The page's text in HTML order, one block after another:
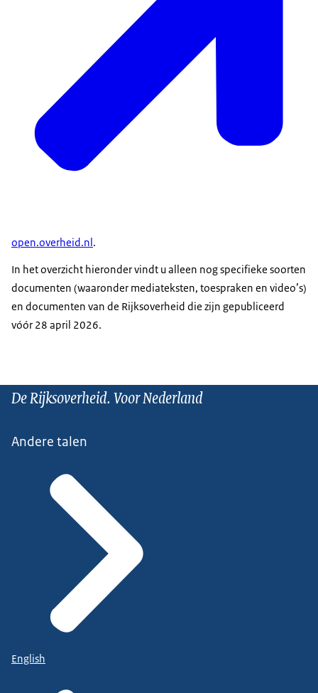
open.overheid.nl.
In het overzicht hieronder vindt u alleen nog specifieke soorten
documenten (waaronder mediateksten, toespraken en video’s)
en documenten van de Rijksoverheid die zijn gepubliceerd
vóór 28 april 2026.
De Rijksoverheid. Voor Nederland
Andere talen
English